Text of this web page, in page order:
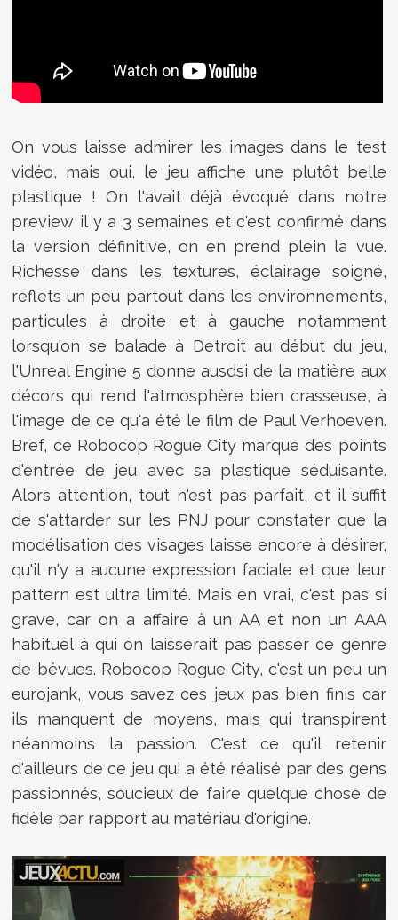
On vous laisse admirer les images dans le test
vidéo, mais oui, le jeu affiche une plutôt belle
plastique ! On l'avait déjà évoqué dans notre
preview il y a 3 semaines et c'est confirmé dans
la version définitive, on en prend plein la vue.
Richesse dans les textures, éclairage soigné,
reflets un peu partout dans les environnements,
particules à droite et à gauche notamment
lorsqu'on se balade à Detroit au début du jeu,
l'Unreal Engine 5 donne ausdsi de la matière aux
décors qui rend l'atmosphère bien crasseuse, à
l'image de ce qu'a été le film de Paul Verhoeven.
Bref, ce Robocop Rogue City marque des points
d'entrée de jeu avec sa plastique séduisante.
Alors attention, tout n'est pas parfait, et il suffit
de s'attarder sur les PNJ pour constater que la
modélisation des visages laisse encore à désirer,
qu'il n'y a aucune expression faciale et que leur
pattern est ultra limité. Mais en vrai, c'est pas si
grave, car on a affaire à un AA et non un AAA
habituel à qui on laisserait pas passer ce genre
de bévues. Robocop Rogue City, c'est un peu un
eurojank, vous savez ces jeux pas bien finis car
ils manquent de moyens, mais qui transpirent
néanmoins la passion. C'est ce qu'il retenir
d'ailleurs de ce jeu qui a été réalisé par des gens
passionnés, soucieux de faire quelque chose de
fidèle par rapport au matériau d'origine.